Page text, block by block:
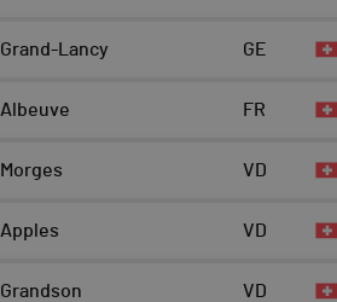
Grand-Lancy GE
Albeuve FR
Morges VD
Apples VD
Grandson VD